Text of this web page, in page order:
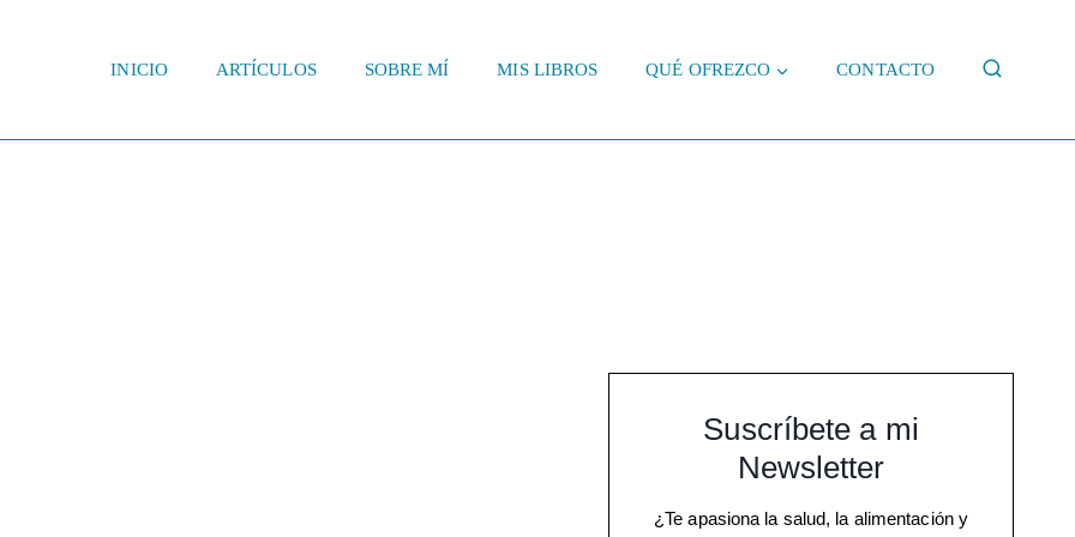
INICIO ARTÍCULOS SOBRE MÍ MIS LIBROS QUÉ OFREZCO CONTACTO
Suscríbete a mi
Newsletter
¿Te apasiona la salud, la alimentación y